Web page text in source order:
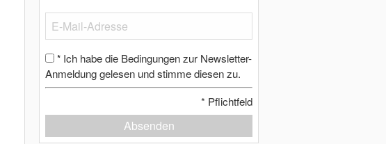
* Ich habe die Bedingungen zur Newsletter-
Anmeldung gelesen und stimme diesen zu.
* Pflichtfeld
Absenden